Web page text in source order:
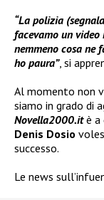
“La polizia
facevamo un video
nemmeno cosa ne
ho paura”, si
Al momento non
siamo in grado di
Novella2000.itè a
Denis Dosio
successo.
Le news